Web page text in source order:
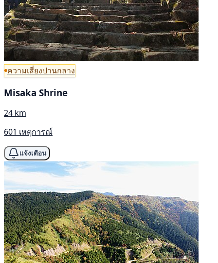
ความเสี่ยงปานกลาง
Misaka Shrine
24 km
601 เหตุการณ์
แจ้งเตือน